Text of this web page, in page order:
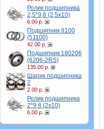
Ролик подшипника
2,5*9,8 (2,5х10)
6.00 р.
Подшипник 8100
(51100)
42.00 р.
Подшипник 180206
(6206-2RS)
135.00 р.
Шарик подшипника
2
2.00 р.
Ролик подшипника
2*9,8 (2х10)
6.00 р.